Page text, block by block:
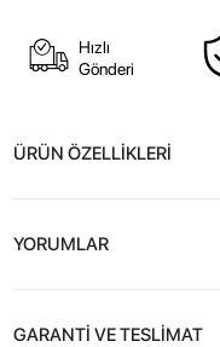
Hızlı
Gönderi
ÜRÜN ÖZELLİKLERİ
YORUMLAR
GARANTİ VE TESLİMAT